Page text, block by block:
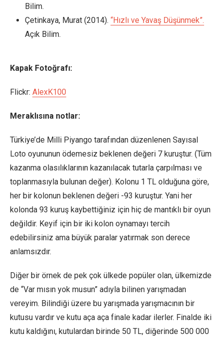
Bilim.
Çetinkaya, Murat (2014). “Hızlı ve Yavaş Düşünmek”.
Açık Bilim.
Kapak Fotoğrafı:
Flickr: AlexK100
Meraklısına notlar:
Türkiye’de Milli Piyango tarafından düzenlenen Sayısal
Loto oyununun ödemesiz beklenen değeri 7 kuruştur. (Tüm
kazanma olasılıklarının kazanılacak tutarla çarpılması ve
toplanmasıyla bulunan değer). Kolonu 1 TL olduğuna göre,
her bir kolonun beklenen değeri -93 kuruştur. Yani her
kolonda 93 kuruş kaybettiğiniz için hiç de mantıklı bir oyun
değildir. Keyif için bir iki kolon oynamayı tercih
edebilirsiniz ama büyük paralar yatırmak son derece
anlamsızdır.
Diğer bir örnek de pek çok ülkede popüler olan, ülkemizde
de “Var mısın yok musun” adıyla bilinen yarışmadan
vereyim. Bilindiği üzere bu yarışmada yarışmacının bir
kutusu vardır ve kutu aça aça finale kadar ilerler. Finalde iki
kutu kaldığını, kutulardan birinde 50 TL, diğerinde 500 000